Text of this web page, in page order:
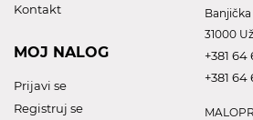
Kontakt
MOJ NALOG
Prijavi se
Registruj se
Banjička
31000
+381 64
+381 64